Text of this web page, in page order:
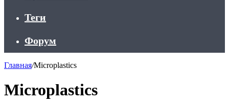
Теги
Форум
Главная/Microplastics
Microplastics